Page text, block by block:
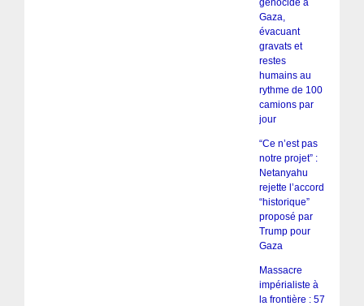
Gaza,
évacuant
gravats et
restes
humains au
rythme de 100
camions par
jour
“Ce n’est pas
notre projet” :
Netanyahu
rejette l’accord
“historique”
proposé par
Trump pour
Gaza
Massacre
impérialiste à
la frontière : 57